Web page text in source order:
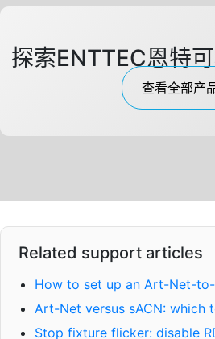
探索ENTTEC恩特
查看全部产
Related support articles
How to set up an Art-Net-
Art-Net versus sACN: which
Stop fixture flicker: disable